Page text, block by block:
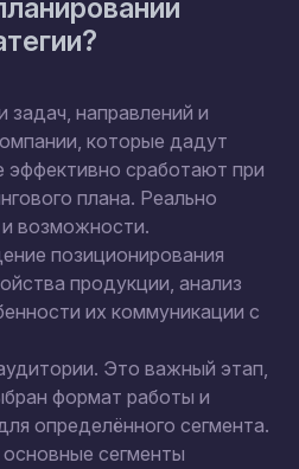
задач, направлений и
которые дадут
эффективно сработают при
плана. Реально
возможности.
позиционирования
продукции, анализ
их коммуникации с
Это важный этап,
формат работы и
определённого сегмента.
сегменты